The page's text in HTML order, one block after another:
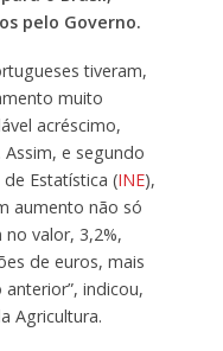
pelo Governo.
tiveram,
muito
acréscimo,
e segundo
Estatística (INE),
aumento não só
valor, 3,2%,
de euros, mais
indicou,
Agricultura.